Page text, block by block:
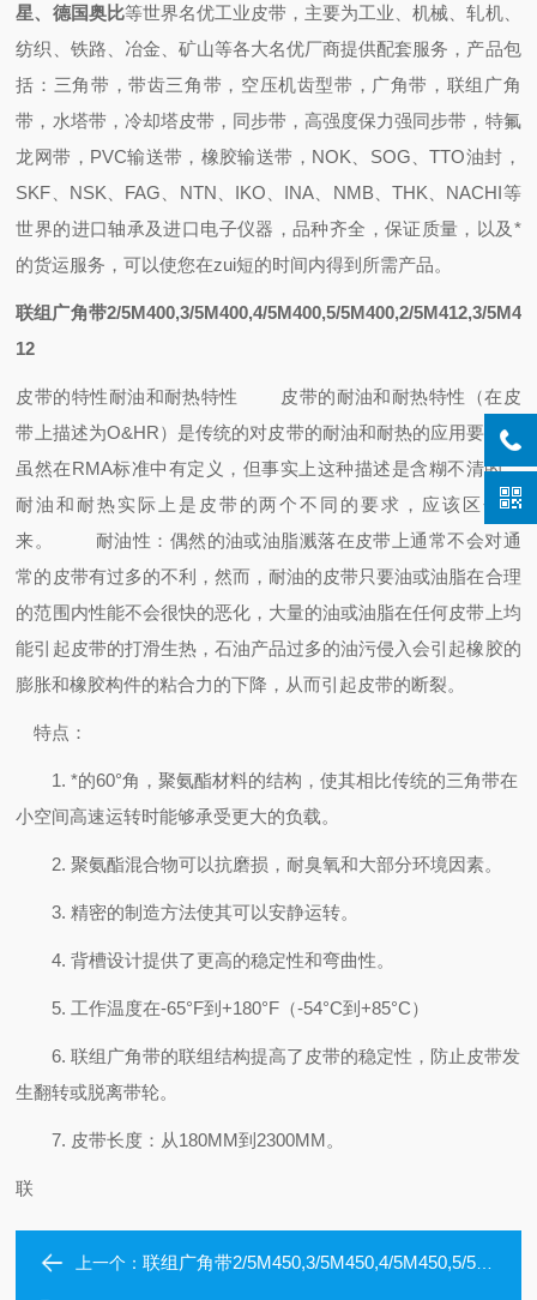
星、德国奥比等世界名优工业皮带，主要为工业、机械、轧机、
纺织、铁路、冶金、矿山等各大名优厂商提供配套服务， 产品包
括： 三角带，带齿三角带，空压机齿型带，广角带，联组广角
带，水塔带，冷却塔皮带，同步带，高强度保力强同步带，特氟
龙网带，PVC输送带，橡胶输送带 ， NOK、SOG、TTO油封 ，
SKF、NSK、FAG、NTN、IKO、INA、NMB、THK、NACHI等
世界的进口轴承及进口电子仪器，品种齐全，保证质量， 以及 *
的货运服务，可以使您在zui短的时间内得到所需产品。
联组广角带2/5M400,3/5M400,4/5M400,5/5M400,2/5M412,3/5M4
12
皮带的特性耐油和耐热特性
皮带的耐油和耐热特性（在皮
带上描述为O&HR）是传统的对皮带的耐油和耐热的应用要求，
虽然在RMA标准中有定义，但事实上这种描述是含糊不清的，
耐油和耐热实际上是皮带的两个不同的要求，应该区分开
来。
耐油性：偶然的油或油脂溅落在皮带上通常不会对通
常的皮带有过多的不利，然而，耐油的皮带只要油或油脂在合理
的范围内性能不会很快的恶化，大量的油或油脂在任何皮带上均
能引起皮带的打滑生热，石油产品过多的油污侵入会引起橡胶的
膨胀和橡胶构件的粘合力的下降，从而引起皮带的断裂。
特点：
1. *的60°角，聚氨酯材料的结构，使其相比传统的三角带在
小空间高速运转时能够承受更大的负载。
2. 聚氨酯混合物可以抗磨损，耐臭氧和大部分环境因素。
3. 精密的制造方法使其可以安静运转。
4. 背槽设计提供了更高的稳定性和弯曲性。
5. 工作温度在-65°F到+180°F（-54°C到+85°C）
6. 联组广角带的联组结构提高了皮带的稳定性，防止皮带发
生翻转或脱离带轮。
7. 皮带长度：从180MM到2300MM。
联
上一个：联组广角带2/5M450,3/5M450,4/5M450,5/5M450,2/5M462,3/5M462